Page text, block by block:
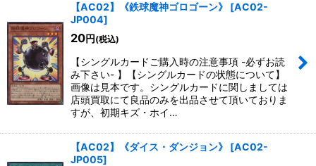
【AC02】《鉄球魔神ゴロゴーン》 [AC02-
JP004]
20円 (税込)
【シングルカードご購入時の注意事項 -必ずお読
み下さい- 】【シングルカードの状態について】
画像は見本です。シングルカードに関しましては
店頭買取にて良品のみを出品させて頂いておりま
すが、初期キズ・ホイ…
【AC02】《ダイス・ダンジョン》 [AC02-
JP005]